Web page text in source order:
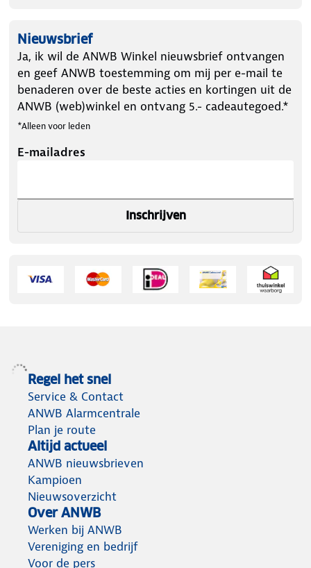
Nieuwsbrief
Ja, ik wil de ANWB Winkel nieuwsbrief ontvangen
en geef ANWB toestemming om mij per e-mail te
benaderen over de beste acties en kortingen uit de
ANWB (web)winkel en ontvang 5.- cadeautegoed.*
*Alleen voor leden
E-mailadres
Inschrijven
Regel het snel
Service & Contact
ANWB Alarmcentrale
Plan je route
Altijd actueel
ANWB nieuwsbrieven
Kampioen
Nieuwsoverzicht
Over ANWB
Werken bij ANWB
Vereniging en bedrijf
Voor de pers